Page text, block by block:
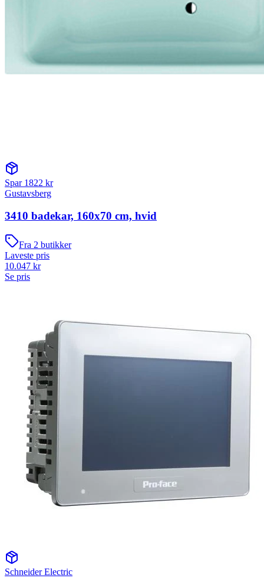
Spar 1822 kr
Gustavsberg
3410 badekar, 160x70 cm, hvid
Fra 2 butikker
Laveste pris
10.047 kr
Se pris
Schneider Electric